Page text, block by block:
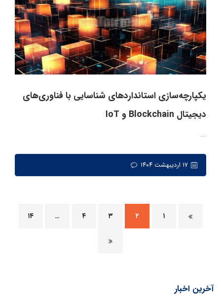
یکپارچه‌سازی استانداردهای شناسایی با فناوری‌های
دیجیتال Blockchain و IoT
...
۱۷ اردیبهشت ۱۴۰۴
۱ ۲ ۳ ۴ … ۱۴
آخرین اخبار